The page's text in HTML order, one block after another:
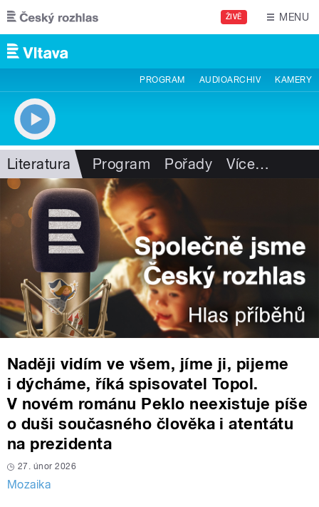
Přejít k hlavnímu obsahu
ŽIVĚ MENU
PROGRAM AUDIOARCHIV KAMERY
Literatura Program Pořady Více…
Naději vidím ve všem, jíme ji, pijeme
i dýcháme, říká spisovatel Topol.
V novém románu Peklo neexistuje píše
o duši současného člověka i atentátu
na prezidenta
27. únor 2026
Mozaika